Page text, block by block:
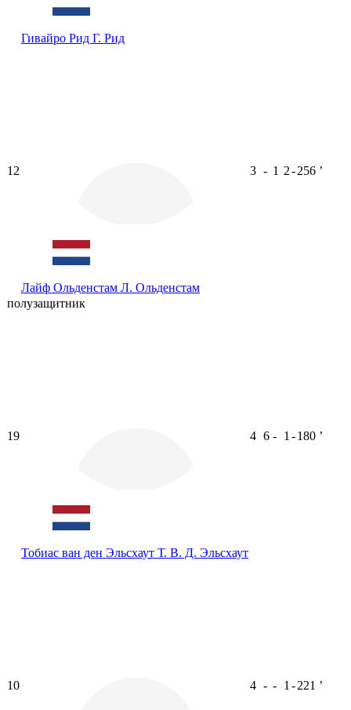
Гивайро Рид Г. Рид
12
Лайф Ольденстам Л. Ольденстам
3 - 1 2-256 ʼ
полузащитник
19
Тобиас ван ден Эльсхаут Т. В. Д. Эльсхаут
4 6 - 1 -180 ʼ
10 4 - - 1 -221 ʼ